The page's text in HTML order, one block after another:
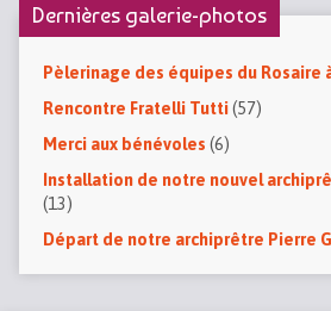
Dernières galerie-photos
Pèlerinage des équipes du Rosaire
Rencontre Fratelli Tutti (57)
Merci aux bénévoles (6)
Installation de notre nouvel
(13)
Départ de notre archiprêtre Pierre